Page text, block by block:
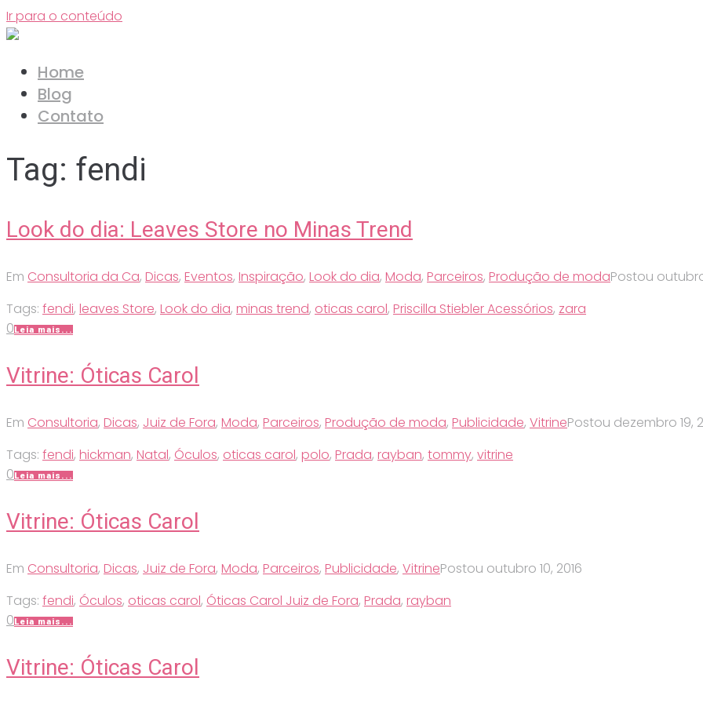
Ir para o conteúdo
Home
Blog
Contato
Tag: fendi
Look do dia: Leaves Store no Minas Trend
Em Consultoria da Ca, Dicas, Eventos, Inspiração, Look do dia, Moda, Parceiros, Produção de modaPostou
Tags: fendi, leaves Store, Look do dia, minas trend, oticas carol, Priscilla Stiebler Acessórios, zara
0Leia mais...
Vitrine: Óticas Carol
Em Consultoria, Dicas, Juiz de Fora, Moda, Parceiros, Produção de moda, Publicidade, VitrinePostou dezembro 19,
Tags: fendi, hickman, Natal, Óculos, oticas carol, polo, Prada, rayban, tommy, vitrine
0Leia mais...
Vitrine: Óticas Carol
Em Consultoria, Dicas, Juiz de Fora, Moda, Parceiros, Publicidade, VitrinePostou outubro 10, 2016
Tags: fendi, Óculos, oticas carol, Óticas Carol Juiz de Fora, Prada, rayban
0Leia mais...
Vitrine: Óticas Carol